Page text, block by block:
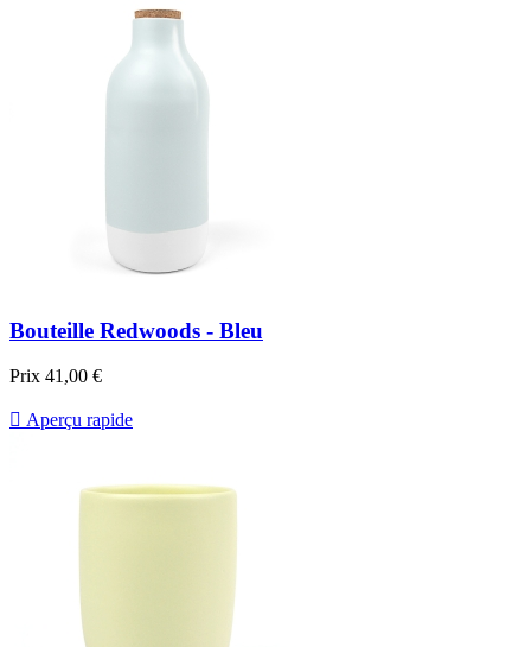
Bouteille Redwoods - Bleu
Prix 41,00 €
 Aperçu rapide